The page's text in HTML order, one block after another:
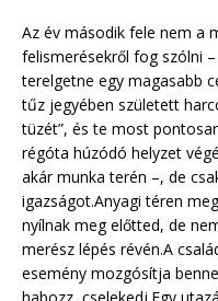
Az év második fele nem a
felismerésekről fog szólni
terelgetne egy magasabb
tűz jegyében született
tüzét”, és te most
régóta húzódó helyzet
akár munka terén –, de
igazságot.Anyagi téren
nyílnak meg előtted, de
merész lépés révén.A
esemény mozgósítja